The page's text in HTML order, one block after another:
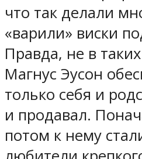
что так делали
«варили» виски
Правда, не в
Магнус Эусон
только себя и
и продавал.
потом к нему